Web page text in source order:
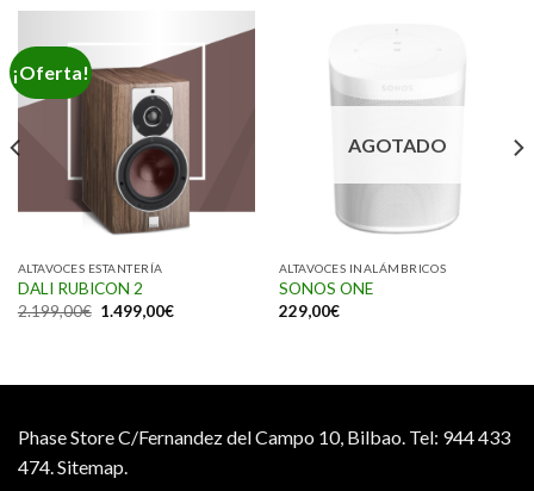
¡Oferta!
ALTAVOCES ESTANTERÍA
DALI RUBICON 2
2.199,00€ 1.499,00€
AGOTADO
ALTAVOCES INALÁMBRICOS
SONOS ONE
229,00€
Phase Store C/Fernandez del Campo 10, Bilbao. Tel: 944 433
474. Sitemap.